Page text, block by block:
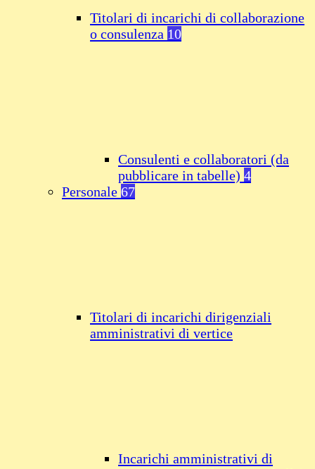
Titolari di incarichi di collaborazione
o consulenza 10
Consulenti e collaboratori (da
pubblicare in tabelle) 4
Personale 67
Titolari di incarichi dirigenziali
amministrativi di vertice
Incarichi amministrativi di